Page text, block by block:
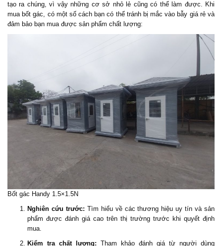
tạo ra chúng, vì vậy những cơ sở nhỏ lẻ cũng có thể làm được. Khi
mua bốt gác, có một số cách bạn có thể tránh bị mắc vào bẫy giá rẻ và
đảm bảo bạn mua được sản phẩm chất lượng:
Bốt gác Handy 1.5×1.5N
Nghiên cứu trước: Tìm hiểu về các thương hiệu uy tín và sản
phẩm được đánh giá cao trên thị trường trước khi quyết định
mua.
Kiểm tra chất lượng: Tham khảo đánh giá từ người dùng